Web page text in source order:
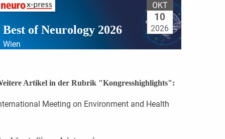
Best of Neurology 2026
Wien
OKT
10
2026
Artikel in der Rubrik "Kongresshighlights":
Meeting on Environment and Health